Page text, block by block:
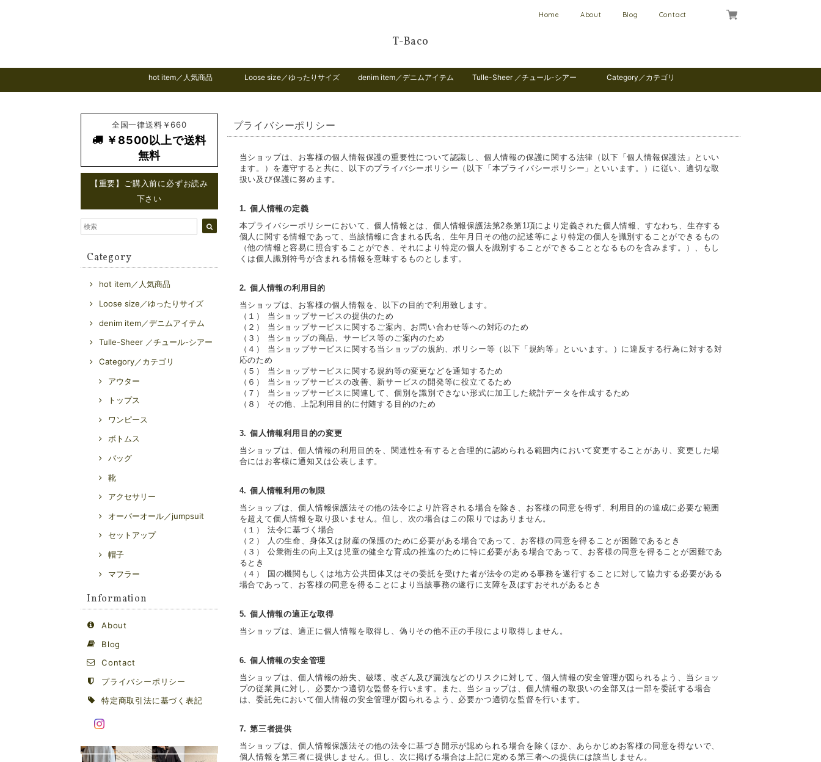
Home About Blog Contact
T-Baco
hot item／人気商品 Loose size／ゆったりサイズ denim item／デニムアイテム Tulle-Sheer ／チュール-シアー Category／カテゴリ
全国一律送料￥660
￥8500以上で送料
無料
【重要】ご購入前に必ずお読み
下さい
Category
hot item／人気商品
Loose size／ゆったりサイズ
denim item／デニムアイテム
Tulle-Sheer ／チュール-シアー
Category／カテゴリ
アウター
トップス
ワンピース
ボトムス
バッグ
靴
アクセサリー
オーバーオール／jumpsuit
セットアップ
帽子
マフラー
Information
About
Blog
Contact
プライバシーポリシー
特定商取引法に基づく表記
プライバシーポリシー
当ショップは、お客様の個人情報保護の重要性について認識し、個人情報の保護に関する法律（以下「個人情報保護法」といい
ます。）を遵守すると共に、以下のプライバシーポリシー（以下「本プライバシーポリシー」といいます。）に従い、適切な取
扱い及び保護に努めます。
1. 個人情報の定義
本プライバシーポリシーにおいて、個人情報とは、個人情報保護法第2条第1項により定義された個人情報、すなわち、生存する
個人に関する情報であって、当該情報に含まれる氏名、生年月日その他の記述等により特定の個人を識別することができるもの
（他の情報と容易に照合することができ、それにより特定の個人を識別することができることとなるものを含みます。）、もし
くは個人識別符号が含まれる情報を意味するものとします。
2. 個人情報の利用目的
当ショップは、お客様の個人情報を、以下の目的で利用致します。
（１） 当ショップサービスの提供のため
（２） 当ショップサービスに関するご案内、お問い合わせ等への対応のため
（３） 当ショップの商品、サービス等のご案内のため
（４） 当ショップサービスに関する当ショップの規約、ポリシー等（以下「規約等」といいます。）に違反する行為に対する対
応のため
（５） 当ショップサービスに関する規約等の変更などを通知するため
（６） 当ショップサービスの改善、新サービスの開発等に役立てるため
（７） 当ショップサービスに関連して、個別を識別できない形式に加工した統計データを作成するため
（８） その他、上記利用目的に付随する目的のため
3. 個人情報利用目的の変更
当ショップは、個人情報の利用目的を、関連性を有すると合理的に認められる範囲内において変更することがあり、変更した場
合にはお客様に通知又は公表します。
4. 個人情報利用の制限
当ショップは、個人情報保護法その他の法令により許容される場合を除き、お客様の同意を得ず、利用目的の達成に必要な範囲
を超えて個人情報を取り扱いません。但し、次の場合はこの限りではありません。
（１） 法令に基づく場合
（２） 人の生命、身体又は財産の保護のために必要がある場合であって、お客様の同意を得ることが困難であるとき
（３） 公衆衛生の向上又は児童の健全な育成の推進のために特に必要がある場合であって、お客様の同意を得ることが困難であ
るとき
（４） 国の機関もしくは地方公共団体又はその委託を受けた者が法令の定める事務を遂行することに対して協力する必要がある
場合であって、お客様の同意を得ることにより当該事務の遂行に支障を及ぼすおそれがあるとき
5. 個人情報の適正な取得
当ショップは、適正に個人情報を取得し、偽りその他不正の手段により取得しません。
6. 個人情報の安全管理
当ショップは、個人情報の紛失、破壊、改ざん及び漏洩などのリスクに対して、個人情報の安全管理が図られるよう、当ショッ
プの従業員に対し、必要かつ適切な監督を行います。また、当ショップは、個人情報の取扱いの全部又は一部を委託する場合
は、委託先において個人情報の安全管理が図られるよう、必要かつ適切な監督を行います。
7. 第三者提供
当ショップは、個人情報保護法その他の法令に基づき開示が認められる場合を除くほか、あらかじめお客様の同意を得ないで、
個人情報を第三者に提供しません。但し、次に掲げる場合は上記に定める第三者への提供には該当しません。